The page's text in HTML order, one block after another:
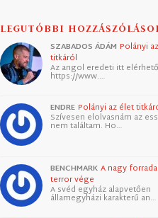
LEGUTÓBBI
SZABADOS ÁDÁM Polányi
titkáról
Az angol eredeti itt
https://www.…
ENDRE Polányi az élet
Szívesen elolvasnám az
nem találtam. Ho…
BENCHMARK A nagy
terror vége
A svéd egyház alapvetően
államegyházi karakterű an…